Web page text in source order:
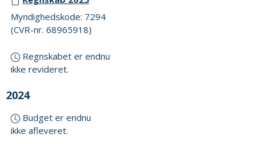
Myndighedskode: 7294
(CVR-nr. 68965918)
Regnskabet er endnu
ikke revideret.
2024
Budget er endnu
ikke afleveret.